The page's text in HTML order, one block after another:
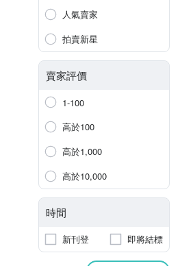
人氣賣家
拍賣新星
賣家評價
1-100
高於100
高於1,000
高於10,000
時間
新刊登 即將結標